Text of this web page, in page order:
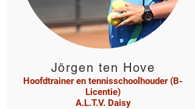
Jörgen ten Hove
Hoofdtrainer en tennisschoolhouder (B-
Licentie)
A.L.T.V. Daisy